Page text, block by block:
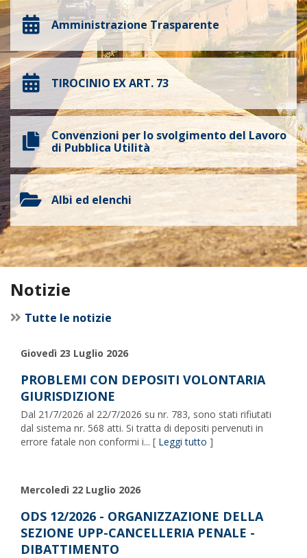
Amministrazione Trasparente
TIROCINIO EX ART. 73
Convenzioni per lo svolgimento del Lavoro
di Pubblica Utilità
Albi ed elenchi
Notizie
Tutte le notizie
Giovedì 23 Luglio 2026
PROBLEMI CON DEPOSITI VOLONTARIA
GIURISDIZIONE
Dal 21/7/2026 al 22/7/2026 su nr. 783, sono stati rifiutati
dal sistema nr. 568 atti. Si tratta di depositi pervenuti in
errore fatale non conformi i... [ Leggi tutto ]
Mercoledì 22 Luglio 2026
ODS 12/2026 - ORGANIZZAZIONE DELLA
SEZIONE UPP-CANCELLERIA PENALE -
DIBATTIMENTO